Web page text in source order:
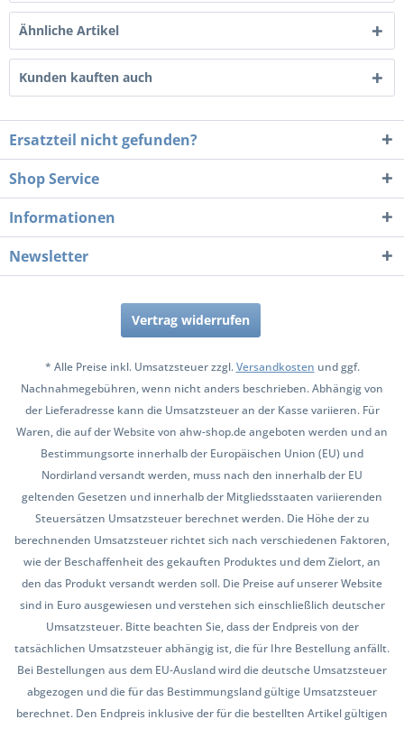
Ähnliche Artikel
Kunden kauften auch
Ersatzteil nicht gefunden?
Shop Service
Informationen
Newsletter
Vertrag widerrufen
* Alle Preise inkl. Umsatzsteuer zzgl.Versandkosten und ggf.
Nachnahmegebühren, wenn nicht anders beschrieben. Abhängig von
der Lieferadresse kann die Umsatzsteuer an der Kasse variieren. Für
Waren, die auf der Website von ahw-shop.de angeboten werden und an
Bestimmungsorte innerhalb der Europäischen Union (EU) und
Nordirland versandt werden, muss nach den innerhalb der EU
geltenden Gesetzen und innerhalb der Mitgliedsstaaten variierenden
Steuersätzen Umsatzsteuer berechnet werden. Die Höhe der zu
berechnenden Umsatzsteuer richtet sich nach verschiedenen Faktoren,
wie der Beschaffenheit des gekauften Produktes und dem Zielort, an
den das Produkt versandt werden soll. Die Preise auf unserer Website
sind in Euro ausgewiesen und verstehen sich einschließlich deutscher
Umsatzsteuer. Bitte beachten Sie, dass der Endpreis von der
tatsächlichen Umsatzsteuer abhängig ist, die für Ihre Bestellung anfällt.
Bei Bestellungen aus dem EU-Ausland wird die deutsche Umsatzsteuer
abgezogen und die für das Bestimmungsland gültige Umsatzsteuer
berechnet. Den Endpreis inklusive der für die bestellten Artikel gültigen